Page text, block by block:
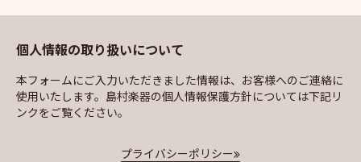
個人情報の取り扱いについて
本フォームにご入力いただきました情報は、お客様へのご連絡に
使用いたします。島村楽器の個人情報保護方針については下記リ
ンクをご覧ください。
プライバシーポリシー